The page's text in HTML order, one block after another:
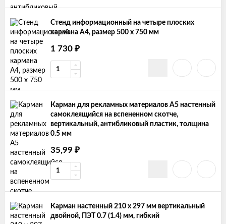
Стенд информационный на четыре плоских
кармана А4, размер 500 х 750 мм
1 730 ₽
Карман для рекламных материалов А5 настенный
самоклеящийся на вспененном скотче,
вертикальный, антибликовый пластик, толщина
0.5 мм
35,99 ₽
Карман настенный 210 х 297 мм вертикальный
двойной, ПЭТ 0.7 (1.4) мм, гибкий